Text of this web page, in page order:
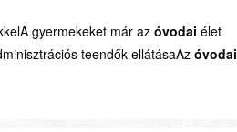
gyermekeket már az óvodai élet
teendők ellátásaAz óvodai